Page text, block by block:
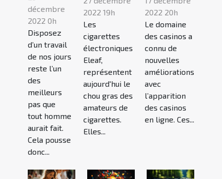
décembre
2022 0h
Disposez
d’un travail
de nos jours
reste l’un
des
meilleurs
pas que
tout homme
aurait fait.
Cela pousse
donc...
2022 19h
Les
cigarettes
électroniques
Eleaf,
représentent
aujourd'hui le
chou gras des
amateurs de
cigarettes.
Elles...
2022 20h
Le domaine
des casinos a
connu de
nouvelles
améliorations
avec
l’apparition
des casinos
en ligne. Ces...